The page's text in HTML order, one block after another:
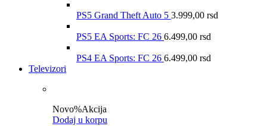
PS5 Grand Theft Auto 5 3.999,00 rsd
PS5 EA Sports: FC 26 6.499,00 rsd
PS4 EA Sports: FC 26 6.499,00 rsd
Televizori
Novo%Akcija
Dodaj u korpu